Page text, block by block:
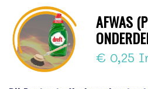
AFWAS
€ 0,25